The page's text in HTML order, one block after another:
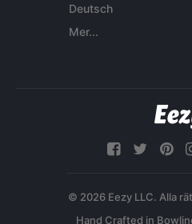
Deutsch
Mer...
© 2026 Eezy LLC. Alla